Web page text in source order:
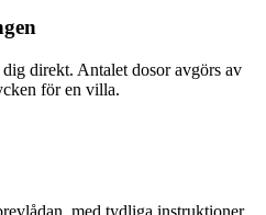
direkt. Antalet dosor avgörs av
för en villa.